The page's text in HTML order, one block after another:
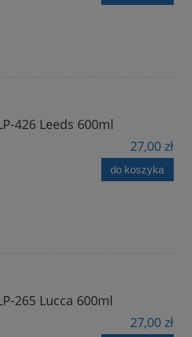
426 Leeds 600ml
27,00 zł
do koszyka
265 Lucca 600ml
27,00 zł